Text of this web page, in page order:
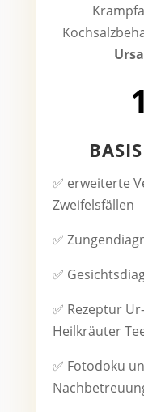
✅ erweiterte
Zweifelsfällen
✅
✅
✅ Rezeptur
Heilkräuter
✅ Fotodoku